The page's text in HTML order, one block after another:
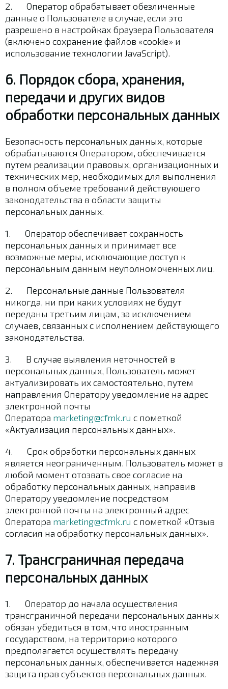
2. Оператор обрабатывает обезличенные
данные о Пользователе в случае, если это
разрешено в настройках браузера Пользователя
(включено сохранение файлов «cookie» и
использование технологии JavaScript).
6. Порядок сбора, хранения,
передачи и других видов
обработки персональных данных
Безопасность персональных данных, которые
обрабатываются Оператором, обеспечивается
путем реализации правовых, организационных и
технических мер, необходимых для выполнения
в полном объеме требований действующего
законодательства в области защиты
персональных данных.
1. Оператор обеспечивает сохранность
персональных данных и принимает все
возможные меры, исключающие доступ к
персональным данным неуполномоченных лиц.
2. Персональные данные Пользователя
никогда, ни при каких условиях не будут
переданы третьим лицам, за исключением
случаев, связанных с исполнением действующего
законодательства.
3. В случае выявления неточностей в
персональных данных, Пользователь может
актуализировать их самостоятельно, путем
направления Оператору уведомление на адрес
электронной почты
Оператора marketing@cfmk.ru с пометкой
«Актуализация персональных данных».
4. Срок обработки персональных данных
является неограниченным. Пользователь может в
любой момент отозвать свое согласие на
обработку персональных данных, направив
Оператору уведомление посредством
электронной почты на электронный адрес
Оператора marketing@cfmk.ru с пометкой «Отзыв
согласия на обработку персональных данных».
7. Трансграничная передача
персональных данных
1. Оператор до начала осуществления
трансграничной передачи персональных данных
обязан убедиться в том, что иностранным
государством, на территорию которого
предполагается осуществлять передачу
персональных данных, обеспечивается надежная
защита прав субъектов персональных данных.